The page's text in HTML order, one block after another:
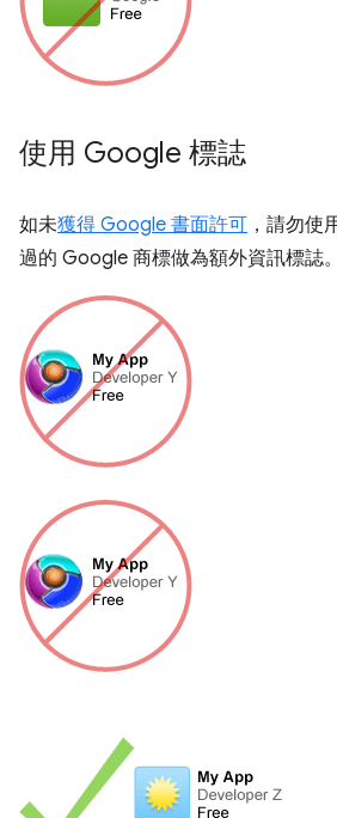
使用 Google 標誌
如未獲得 Google 書面許可 ，請勿使
過的 Google 商標做為額外資訊標誌。